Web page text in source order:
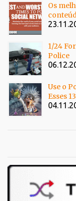
Os
1/24
Police
Use o
Esses